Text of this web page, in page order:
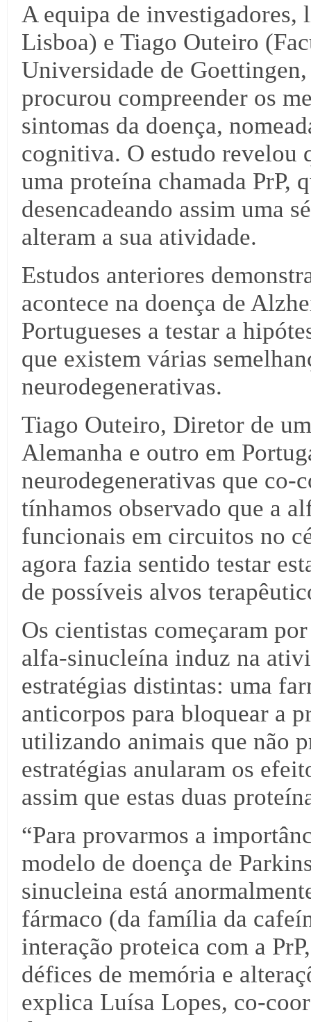
A equipa de
Lisboa) e Tiago Outeiro
Universidade de
procurou compreender os
sintomas da doença,
cognitiva. O estudo revelou
uma proteína chamada PrP,
desencadeando assim uma
alteram a sua atividade.
Estudos anteriores
acontece na doença de
Portugueses a testar a
que existem várias
neurodegenerativas.
Tiago Outeiro, Diretor de
Alemanha e outro em
neurodegenerativas que co-
tínhamos observado que a
funcionais em circuitos no
agora fazia sentido testar
de possíveis alvos
Os cientistas começaram
alfa-sinucleína induz na
estratégias distintas: uma
anticorpos para bloquear a
utilizando animais que não
estratégias anularam os
assim que estas duas
“Para provarmos a
modelo de doença de
sinucleina está
fármaco (da família da
interação proteica com a
défices de memória e
explica Luísa Lopes, co-